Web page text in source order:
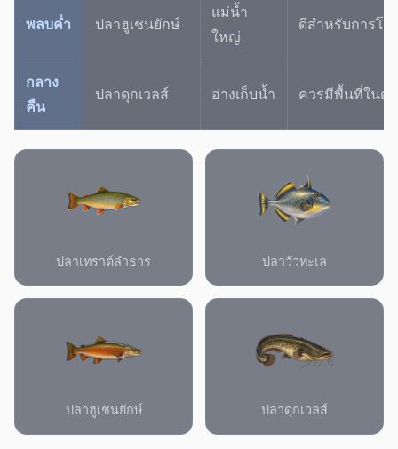
พลบค่ำ ปลาฮูเชนยักษ์
แม่น้ำ
ใหญ่
ดีสำหรับการโ
กลาง
คืน
ปลาดุกเวลส์ อ่างเก็บน้ำ ควรมีพื้นที่ในต
ปลาเทราต์ลำธาร ปลาวัวทะเล
ปลาฮูเชนยักษ์ ปลาดุกเวลส์